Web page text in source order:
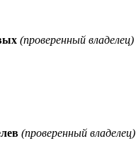
(проверенный владелец)
(проверенный владелец)